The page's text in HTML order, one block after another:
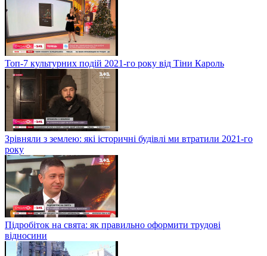
Топ-7 культурних подій 2021-го року від Тіни Кароль
Зрівняли з землею: які історичні будівлі ми втратили 2021-го
року
Підробіток на свята: як правильно оформити трудові
відносини